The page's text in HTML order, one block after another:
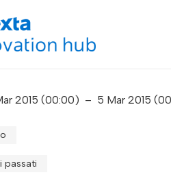
2015 (00:00) – 5 Mar 2015
passati